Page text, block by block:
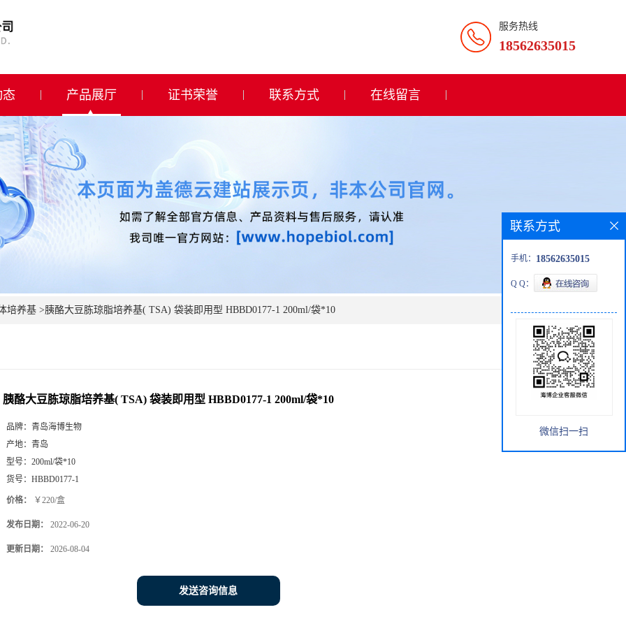
服务热线
18562635015
产品展厅 证书荣誉 联系方式 在线留言
培养基 >胰酪大豆胨琼脂培养基( TSA) 袋装即用型 HBBD0177-1 200ml/袋*10
胰酪大豆胨琼脂培养基( TSA) 袋装即用型 HBBD0177-1 200ml/袋*10
品牌： 青岛海博生物
产地： 青岛
型号： 200ml/袋*10
货号： HBBD0177-1
价格： ￥220/盒
发布日期： 2022-06-20
更新日期： 2026-08-04
发送咨询信息
联系方式
手机： 18562635015
Q Q：
微信扫一扫